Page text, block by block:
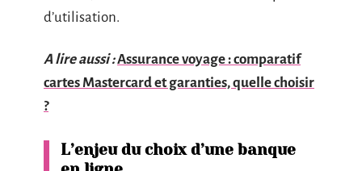
d’utilisation.
A lire aussi :Assurance voyage : comparatif
cartes Mastercard et garanties, quelle choisir
?
L’enjeu du choix d’une banque